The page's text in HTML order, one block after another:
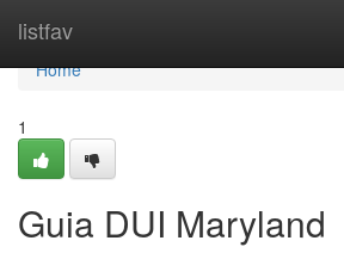
listfav
Home
Home
1
Guia DUI Maryland